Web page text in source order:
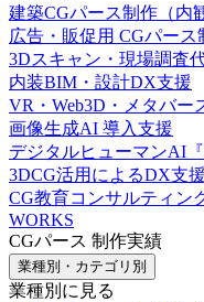
建築CGパース制作（内
広告・販促用 CGパース
3Dスキャン・現場調査
内装BIM・設計DX支援
VR・Web3D・メタバー
画像生成AI 導入支援
デジタルヒューマンAI『
3DCG活用によるDX支援
CG教育コンサルティン
WORKS
CGパース 制作実績
業種別・カテゴリ別
業種別に見る